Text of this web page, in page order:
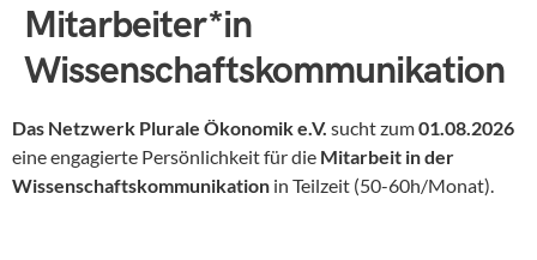
Mitarbeiter*in
Wissenschaftskommunikation
Das Netzwerk Plurale Ökonomik e.V. sucht zum01.08.2026
eine engagierte Persönlichkeit für die Mitarbeit in der
Wissenschaftskommunikation in Teilzeit (50-60h/Monat).